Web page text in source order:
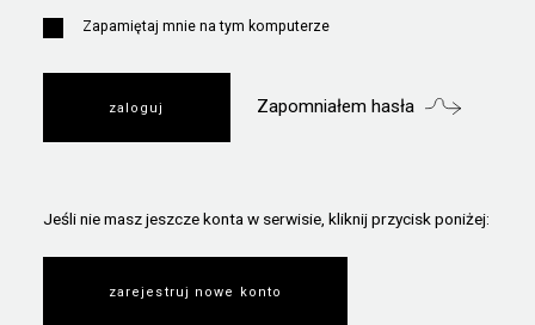
Zapamiętaj mnie na tym komputerze
Zapomniałem hasła
Jeśli nie masz jeszcze konta w serwisie, kliknij przycisk poniżej:
zarejestruj nowe konto